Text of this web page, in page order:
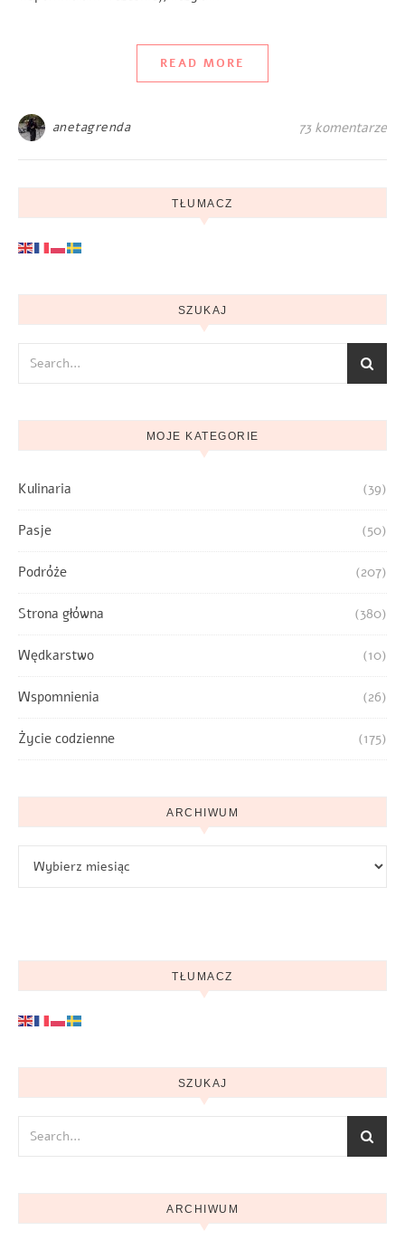
READ MORE
anetagrenda 73 komentarze
TŁUMACZ
SZUKAJ
MOJE KATEGORIE
Kulinaria (39)
Pasje (50)
Podróże (207)
Strona główna (380)
Wędkarstwo (10)
Wspomnienia (26)
Życie codzienne (175)
ARCHIWUM
TŁUMACZ
SZUKAJ
ARCHIWUM